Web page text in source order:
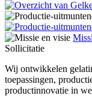
Sollicitatie
Wij ontwikkelen
toepassingen,
productinnovatie in